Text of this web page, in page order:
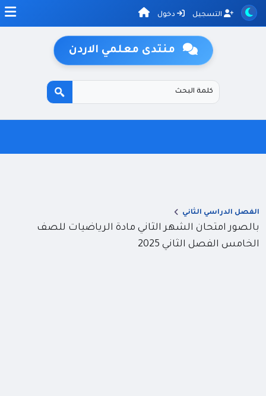
التسجيل دخول
منتدى معلمي الاردن
الفصل الدراسي الثاني
بالصور امتحان الشهر الثاني مادة الرياضيات للصف
الخامس الفصل الثاني 2025